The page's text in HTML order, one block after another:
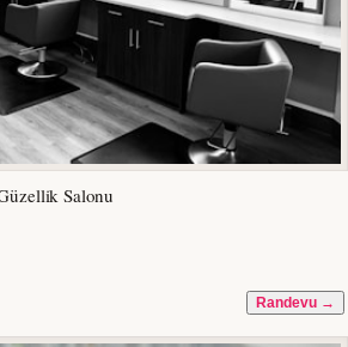
Salonu
Randevu →